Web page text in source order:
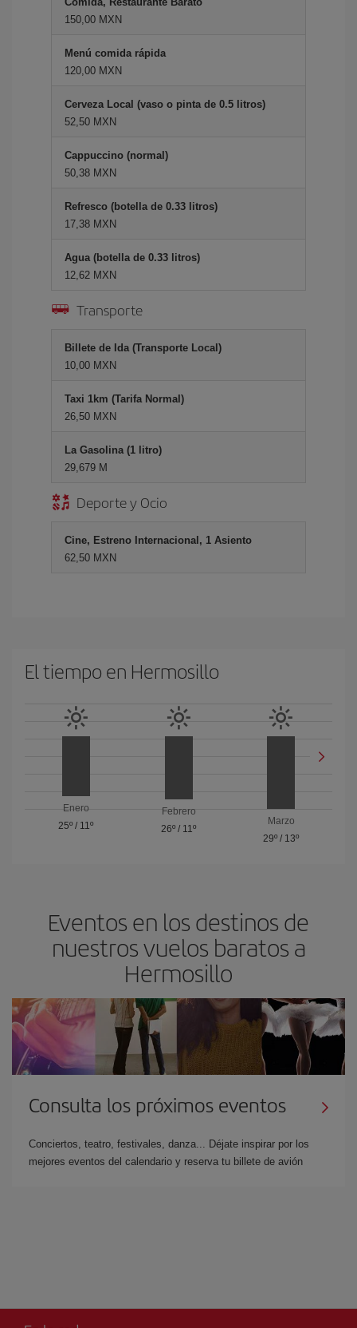
150,00 MXN
Menú comida rápida
120,00 MXN
Cerveza Local (vaso o pinta de 0.5 litros)
52,50 MXN
Cappuccino (normal)
50,38 MXN
Refresco (botella de 0.33 litros)
17,38 MXN
Agua (botella de 0.33 litros)
12,62 MXN
Transporte
Billete de Ida (Transporte Local)
10,00 MXN
Taxi 1km (Tarifa Normal)
26,50 MXN
La Gasolina (1 litro)
29,679 M
Deporte y Ocio
Cine, Estreno Internacional, 1 Asiento
62,50 MXN
El tiempo en Hermosillo
Enero
25º / 11º
Febrero
26º / 11º
Marzo
29º / 13º
Eventos en los destinos de
nuestros vuelos baratos a
Hermosillo
Consulta los próximos eventos
Conciertos, teatro, festivales, danza... Déjate inspirar por los
mejores eventos del calendario y reserva tu billete de avión